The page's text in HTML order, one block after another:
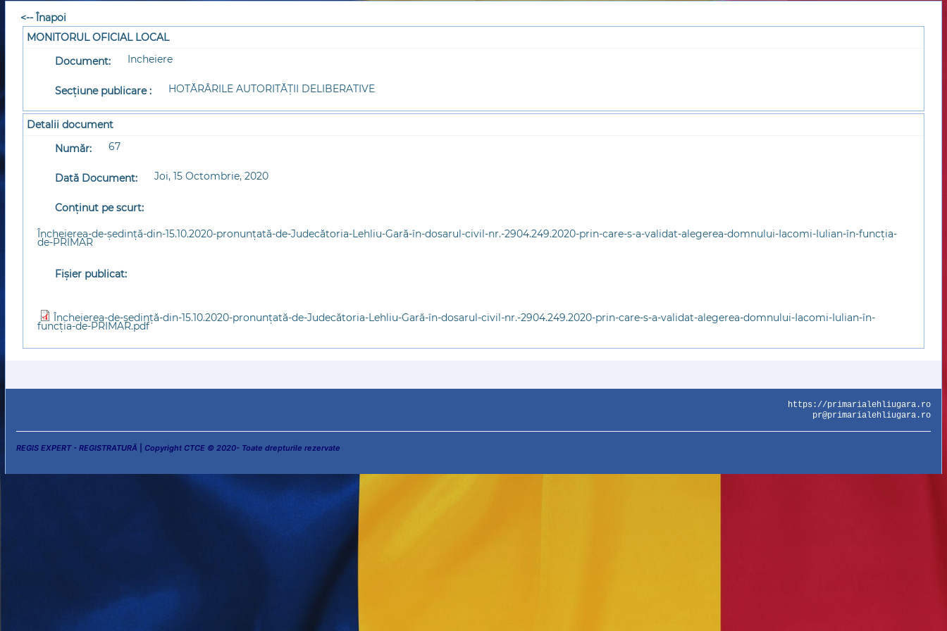
<-- Înapoi
MONITORUL OFICIAL LOCAL
Document:
Incheiere
Secțiune publicare : HOTĂRÂRILE AUTORITĂȚII DELIBERATIVE
Detalii document
Număr:
67
Dată Document: Joi, 15 Octombrie, 2020
Conținut pe scurt:
Încheierea-de-ședință-din-15.10.2020-pronunțată-de-Judecătoria-Lehliu-Gară-în-dosarul-civil-nr.-2904.249.2020-prin-care-s-a-validat-alegerea-domnului-Iacomi-Iulian-în-funcția-
de-PRIMAR
Fișier publicat:
Încheierea-de-ședință-din-15.10.2020-pronunțată-de-Judecătoria-Lehliu-Gară-în-dosarul-civil-nr.-2904.249.2020-prin-care-s-a-validat-alegerea-domnului-Iacomi-Iulian-în-
funcția-de-PRIMAR.pdf
https://primarialehliugara.ro
pr@primarialehliugara.ro
REGIS EXPERT - REGISTRATURĂ Copyright CTCE © 2020- Toate drepturile rezervate